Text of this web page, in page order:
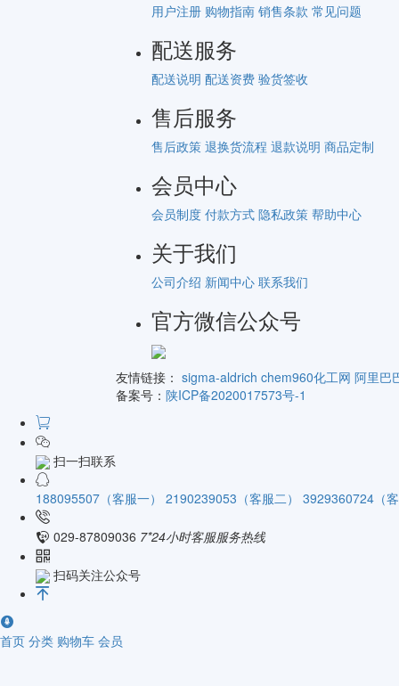
用户注册 购物指南 销售条款 常见问题
配送服务
配送说明 配送资费 验货签收
售后服务
售后政策 退换货流程 退款说明 商品定制
会员中心
会员制度 付款方式 隐私政策 帮助中心
关于我们
公司介绍 新闻中心 联系我们
官方微信公众号
友情链接： sigma-aldrich chem960化工网 阿里巴
备案号： 陕ICP备2020017573号-1
扫一扫联系
188095507（客服一） 2190239053（客服二） 3929360724（
029-87809036 7*24小时客服服务热线
扫码关注公众号
首页 分类 购物车 会员